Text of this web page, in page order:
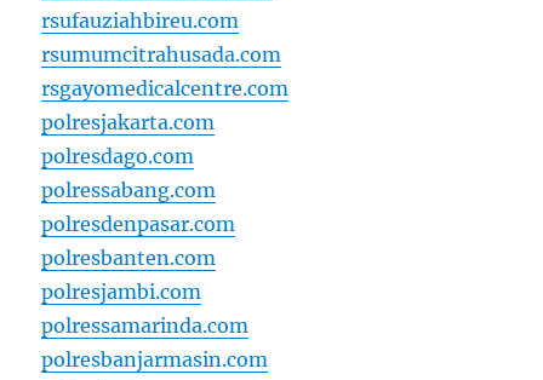
rsufauziahbireu.com
rsumumcitrahusada.com
rsgayomedicalcentre.com
polresjakarta.com
polresdago.com
polressabang.com
polresdenpasar.com
polresbanten.com
polresjambi.com
polressamarinda.com
polresbanjarmasin.com